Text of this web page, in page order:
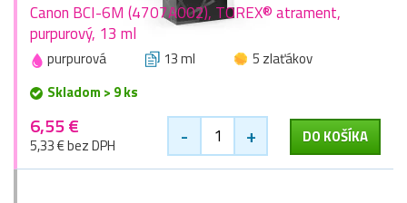
Canon BCI-6M (4707A002), TOREX® atrament,
purpurový, 13 ml
purpurová 13 ml
5 zlaťákov
Skladom > 9 ks
6,55 €
5,33 € bez DPH - + DO KOŠÍKA